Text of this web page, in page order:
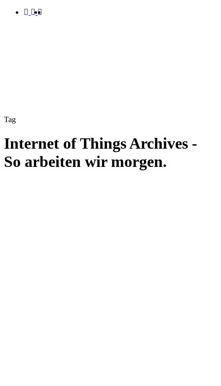
facebook
linkedin
instagram
Tag
Internet of Things Archives -
So arbeiten wir morgen.